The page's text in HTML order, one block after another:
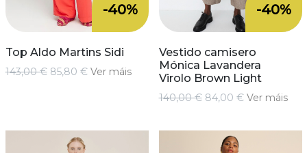
-40%
Top Aldo Martins Sidi
143,00 € 85,80 € Ver máis
-40%
Vestido camisero
Mónica Lavandera
Virolo Brown Light
140,00 € 84,00 € Ver máis